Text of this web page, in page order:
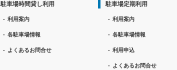
駐車場時間貸し利用
利用案内
各駐車場情報
よくあるお問合せ
駐車場定期利用
利用案内
各駐車場情報
利用申込
よくあるお問合せ